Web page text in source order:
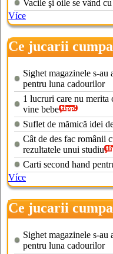
Vacile şi oile se vând
Více
Ce jucarii
Sighet magazinele s-au
pentru luna cadourilor
1 lucruri care nu merita
vine bebe
Suflet de mămică idei
Cât de des fac românii
rezultatele unui studiu
Carti second hand
Více
Ce jucarii
Sighet magazinele s-au
pentru luna cadourilor